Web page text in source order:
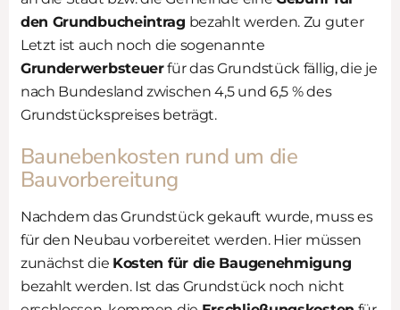
den Grundbucheintrag bezahlt werden. Zu guter
Letzt ist auch noch die sogenannte
Grunderwerbsteuerfür das Grundstück fällig, die je
nach Bundesland zwischen 4,5 und 6,5 % des
Grundstückspreises beträgt.
Baunebenkosten rund um die
Bauvorbereitung
Nachdem das Grundstück gekauft wurde, muss es
für den Neubau vorbereitet werden. Hier müssen
zunächst die Kosten für die Baugenehmigung
bezahlt werden. Ist das Grundstück noch nicht